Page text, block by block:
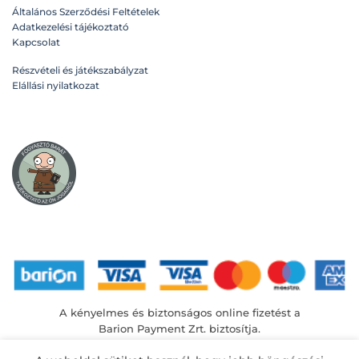
a
ki
Általános Szerződési Feltételek
Adatkezelési tájékoztató
Kapcsolat
Részvételi és játékszabályzat
Elállási nyilatkozat
A kényelmes és biztonságos online fizetést a
Barion Payment Zrt. biztosítja.